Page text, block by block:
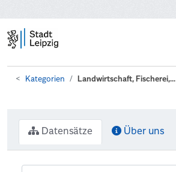
Kategorien Landwirtschaft, Fischerei,...
Datensätze Über uns